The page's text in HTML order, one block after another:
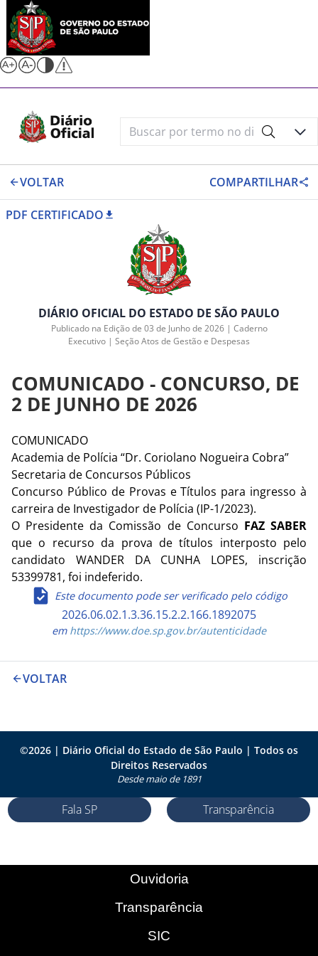
VOLTAR COMPARTILHAR
PDF CERTIFICADO
DIÁRIO OFICIAL DO ESTADO DE SÃO PAULO
Publicado na Edição de 03 de Junho de 2026 | Caderno
Executivo | Seção Atos de Gestão e Despesas
COMUNICADO - CONCURSO, DE
2 DE JUNHO DE 2026
COMUNICADO
Academia de Polícia “Dr. Coriolano Nogueira Cobra”
Secretaria de Concursos Públicos
Concurso Público de Provas e Títulos para ingresso à
carreira de Investigador de Polícia (IP-1/2023).
O Presidente da Comissão de Concurso FAZ SABER
que o recurso da prova de títulos interposto pelo
candidato WANDER DA CUNHA LOPES, inscrição
53399781, foi indeferido.
Este documento pode ser verificado pelo código
2026.06.02.1.3.36.15.2.2.166.1892075
emhttps://www.doe.sp.gov.br/autenticidade
VOLTAR
©2026 | Diário Oficial do Estado de São Paulo | Todos os
Direitos Reservados
Desde maio de 1891
Fala SP Transparência
Ouvidoria
Transparência
SIC